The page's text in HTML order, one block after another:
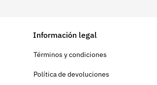
Información legal
Términos y condiciones
Política de devoluciones